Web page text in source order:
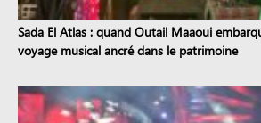
Sada El Atlas : quand Outail Maaoui
voyage musical ancré dans le patrimoine